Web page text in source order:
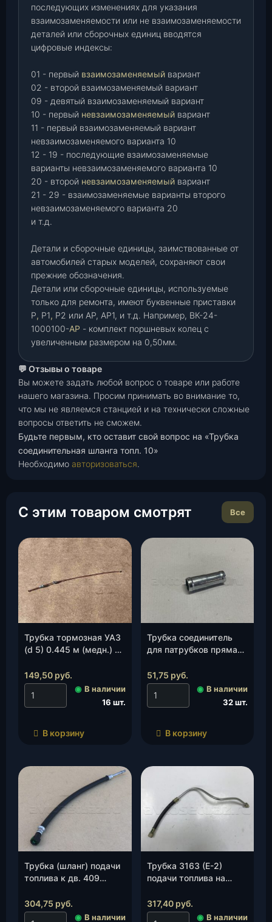
последующих изменениях для указания
взаимозаменяемости или не взаимозаменяемости
деталей или сборочных единиц вводятся
цифровые индексы:
01 - первый взаимозаменяемый вариант
02 - второй взаимозаменяемый вариант
09 - девятый взаимозаменяемый вариант
10 - первый невзаимозаменяемый вариант
11 - первый взаимозаменяемый вариант
невзаимозаменяемого варианта 10
12 - 19 - последующие взаимозаменяемые
варианты невзаимозаменяемого варианта 10
20 - второй невзаимозаменяемый вариант
21 - 29 - взаимозаменяемые варианты второго
невзаимозаменяемого варианта 20
и т.д.
Детали и сборочные единицы, заимствованные от
автомобилей старых моделей, сохраняют свои
прежние обозначения.
Детали или сборочные единицы, используемые
только для ремонта, имеют буквенные приставки
Р, Р1, Р2 или АР, АР1, и т.д. Например, ВК-24-
1000100-АР - комплект поршневых колец с
увеличенным размером на 0,50мм.
💬 Отзывы о товаре
Вы можете задать любой вопрос о товаре или работе
нашего магазина. Просим принимать во внимание то,
что мы не являемся станцией и на технически сложные
вопросы ответить не сможем.
Будьте первым, кто оставит свой вопрос на «Трубка
соединительная шланга топл. 10»
Необходимо авторизоваться.
С этим товаром смотрят Все
Трубка тормозная УАЗ
(d 5) 0.445 м (медн.) от
тройнику под АБС
(3163-3506020-40)
(Ульяновск), шт.
149,50 руб.
◉ В наличии
16 шт.
В корзину
Трубка соединитель
для патрубков прямая
L= 62 мм (металл), шт.
51,75 руб.
◉ В наличии
32 шт.
В корзину
Трубка (шланг) подачи
топлива к дв. 409
(3163-1104208-00)
(Ульяновск), шт.
304,75 руб.
◉ В наличии
Трубка 3163 (Е-2)
подачи топлива на
1104072-00)
(Ульяновск), шт.
317,40 руб.
◉ В наличии